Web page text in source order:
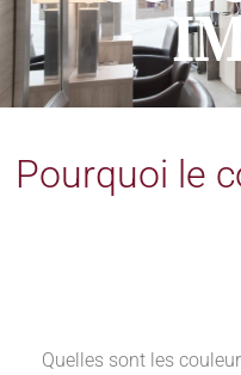
Pourquoi le
Quelles sont les